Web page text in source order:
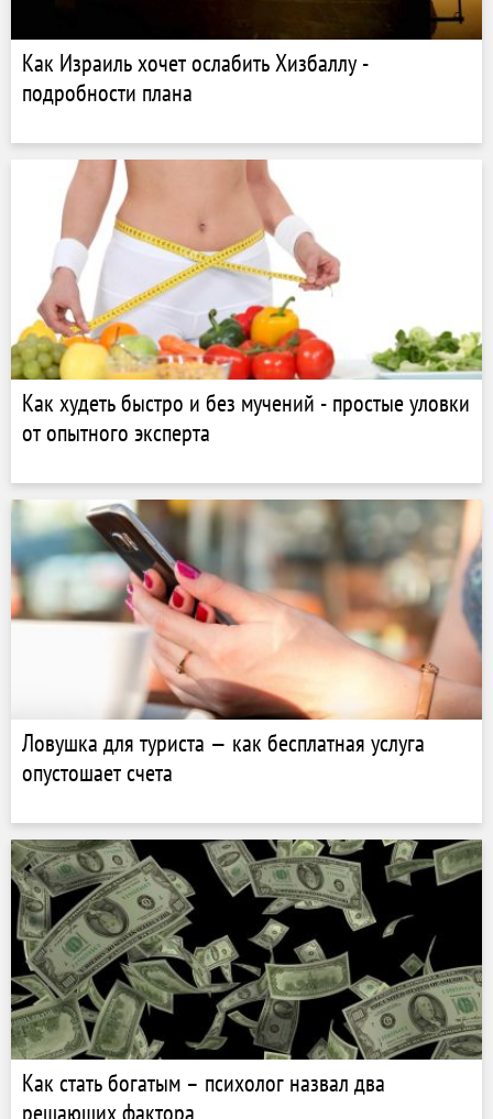
Как Израиль хочет ослабить Хизбаллу -
подробности плана
Как худеть быстро и без мучений - простые уловки
от опытного эксперта
Ловушка для туриста — как бесплатная услуга
опустошает счета
Как стать богатым – психолог назвал два
решающих фактора